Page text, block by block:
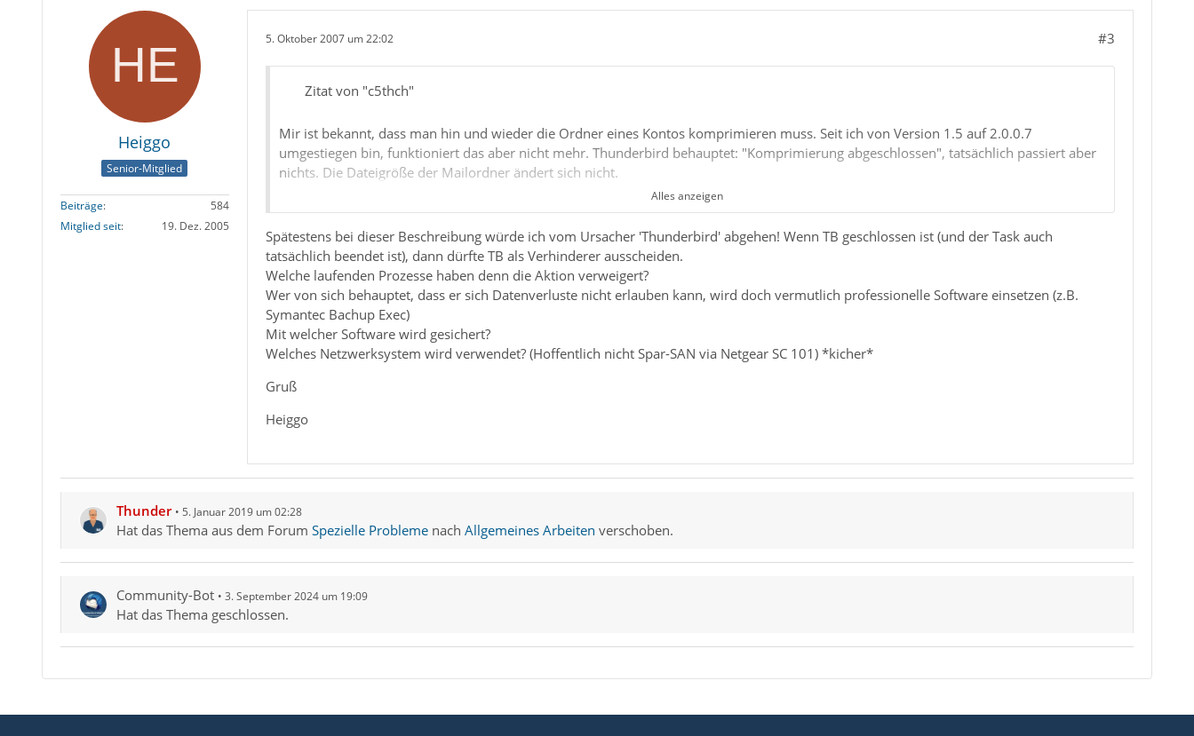
Heiggo
Senior-Mitglied
Beiträge
584
Mitglied seit
19. Dez. 2005
5. Oktober 2007 um 22:02 #3
Zitat von "c5thch"
Mir ist bekannt, dass man hin und wieder die Ordner eines Kontos komprimieren muss. Seit ich von Version 1.5 auf 2.0.0.7
umgestiegen bin, funktioniert das aber nicht mehr. Thunderbird behauptet: "Komprimierung abgeschlossen", tatsächlich passiert aber
nichts. Die Dateigröße der Mailordner ändert sich nicht.
Wichtig:
1.) Mein Mailordner bedindet sich auf einem Netzlaufwerk. Hier wird täglich ein Backup erstellt - kann nicht riskieren, Emails zu
verlieren.
2.) Betroffen sind NICHT die Ordner, die ich selbst erstellt habe, sodern NUR die Standard Ordner Inbox, Sent, Draft, Trash.
Nachdem diese Ordner mehrere hundert Megabytes groß waren, lief nicht mehr viel. Daher habe ich sogar versucht, die
entsprechenden Dateien auf dem Netzlaufwerk zu löschen. Das Ganze wurde mir aufgrund "laufender Prozesse" verweigert, obwohl
Thunderbird beendet zuvor wurde. Ich musste den Netzlaufwerkserver neu booten, dann hat es geklappt.
Dr. c5thch
Alles anzeigen
Spätestens bei dieser Beschreibung würde ich vom Ursacher 'Thunderbird' abgehen! Wenn TB geschlossen ist (und der Task auch
tatsächlich beendet ist), dann dürfte TB als Verhinderer ausscheiden.
Welche laufenden Prozesse haben denn die Aktion verweigert?
Wer von sich behauptet, dass er sich Datenverluste nicht erlauben kann, wird doch vermutlich professionelle Software einsetzen (z.B.
Symantec Bachup Exec)
Mit welcher Software wird gesichert?
Welches Netzwerksystem wird verwendet? (Hoffentlich nicht Spar-SAN via Netgear SC 101) *kicher*
Gruß
Heiggo
Thunder 5. Januar 2019 um 02:28
Hat das Thema aus dem Forum Spezielle Problemenach Allgemeines Arbeiten verschoben.
Community-Bot 3. September 2024 um 19:09
Hat das Thema geschlossen.